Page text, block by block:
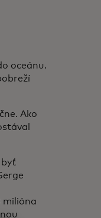
oceánu.
Ako
byť
milióna